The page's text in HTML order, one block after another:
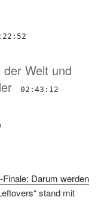
Welt und
02:43:12
Finale: Darum werden
stand mit